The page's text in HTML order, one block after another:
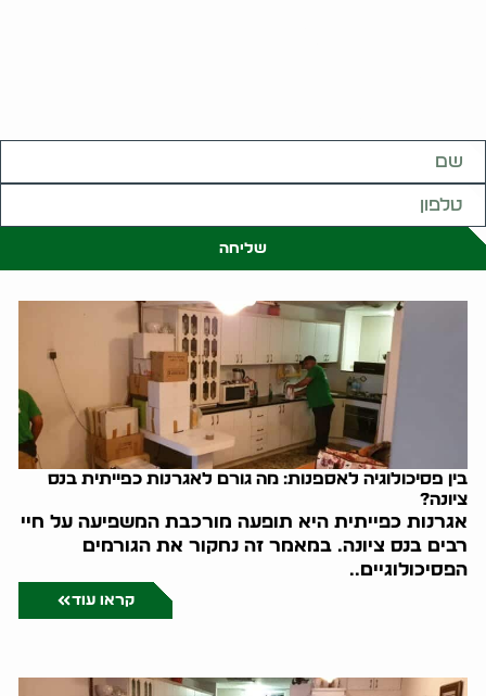
שליחה
בין פסיכולוגיה לאספנות: מה גורם לאגרנות כפייתית בנס
ציונה?
אגרנות כפייתית היא תופעה מורכבת המשפיעה על חיי
רבים בנס ציונה. במאמר זה נחקור את הגורמים
הפסיכולוגיים..
קראו עוד